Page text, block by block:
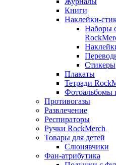
Книги
Наклейки-
Наборы
Стикеры
Плакаты
Тетради
Фотоальбомы
Противогазы
Развлечение
Респираторы
Ручки RockMerch
Товары для детей
Слюнявчики
Фан-атрибутика